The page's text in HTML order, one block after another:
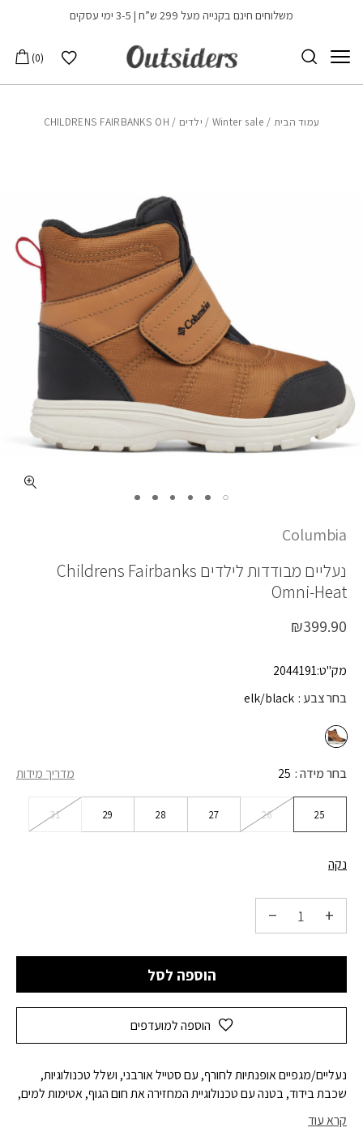
Skip to Contentמשלוחים חינם בקנייה מעל 299 ש”ח | 3-5 ימי עסקים
הרשימה שלי
0
עמוד הבית /
Winter sale
/ ילדים / CHILDRENS FAIRBANKS OH
Columbia
נעליים מבודדות לילדים Childrens Fairbanks
Omni-Heat
₪399.90
מק"ט:2044191
בחר צבע elk/black
בחר מידה מדריך מידות 25
25
26
27
28
29
31
נקה
הוספה לסל
הוספה למועדפים
נעליים/מגפיים אופנתיות לחורף, עם סטייל אורבני, ושלל טכנולוגיות,
שכבת בידוד, בטנה עם טכנולוגיית המחזירה את חום הגוף, אטימות למים,
קרא עוד